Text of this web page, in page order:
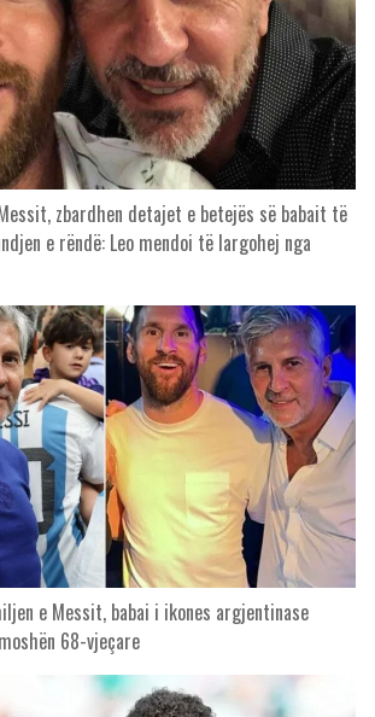
zbardhen detajet e betejës së babait të
e rëndë: Leo mendoi të largohej nga
e Messit, babai i ikones argjentinase
68-vjeçare